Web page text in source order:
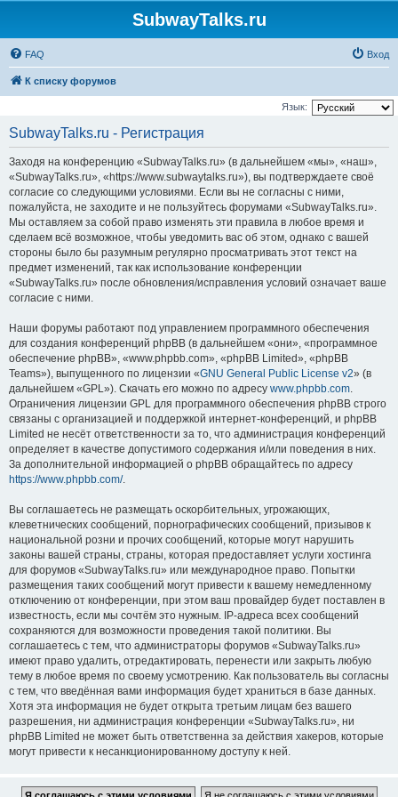
SubwayTalks.ru
FAQ Вход
К списку форумов
Язык:
SubwayTalks.ru - Регистрация
Заходя на конференцию «SubwayTalks.ru» (в дальнейшем «мы», «наш»,
«SubwayTalks.ru», «https://www.subwaytalks.ru»), вы подтверждаете своё
согласие со следующими условиями. Если вы не согласны с ними,
пожалуйста, не заходите и не пользуйтесь форумами «SubwayTalks.ru».
Мы оставляем за собой право изменять эти правила в любое время и
сделаем всё возможное, чтобы уведомить вас об этом, однако с вашей
стороны было бы разумным регулярно просматривать этот текст на
предмет изменений, так как использование конференции
«SubwayTalks.ru» после обновления/исправления условий означает ваше
согласие с ними.
Наши форумы работают под управлением программного обеспечения
для создания конференций phpBB (в дальнейшем «они», «программное
обеспечение phpBB», «www.phpbb.com», «phpBB Limited», «phpBB
Teams»), выпущенного по лицензии «GNU General Public License v2» (в
дальнейшем «GPL»). Скачать его можно по адресу www.phpbb.com.
Ограничения лицензии GPL для программного обеспечения phpBB строго
связаны с организацией и поддержкой интернет-конференций, и phpBB
Limited не несёт ответственности за то, что администрация конференций
определяет в качестве допустимого содержания и/или поведения в них.
За дополнительной информацией о phpBB обращайтесь по адресу
https://www.phpbb.com/.
Вы соглашаетесь не размещать оскорбительных, угрожающих,
клеветнических сообщений, порнографических сообщений, призывов к
национальной розни и прочих сообщений, которые могут нарушить
законы вашей страны, страны, которая предоставляет услуги хостинга
для форумов «SubwayTalks.ru» или международное право. Попытки
размещения таких сообщений могут привести к вашему немедленному
отключению от конференции, при этом ваш провайдер будет поставлен в
известность, если мы сочтём это нужным. IP-адреса всех сообщений
сохраняются для возможности проведения такой политики. Вы
соглашаетесь с тем, что администраторы форумов «SubwayTalks.ru»
имеют право удалить, отредактировать, перенести или закрыть любую
тему в любое время по своему усмотрению. Как пользователь вы согласны
с тем, что введённая вами информация будет храниться в базе данных.
Хотя эта информация не будет открыта третьим лицам без вашего
разрешения, ни администрация конференции «SubwayTalks.ru», ни
phpBB Limited не может быть ответственна за действия хакеров, которые
могут привести к несанкционированному доступу к ней.